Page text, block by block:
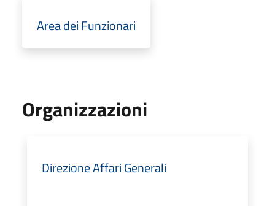
Area dei Funzionari
Organizzazioni
Direzione Affari Generali